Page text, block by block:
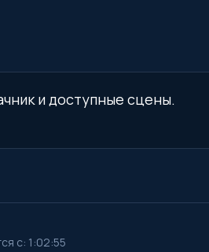
и доступные сцены.
с: 1:02:55